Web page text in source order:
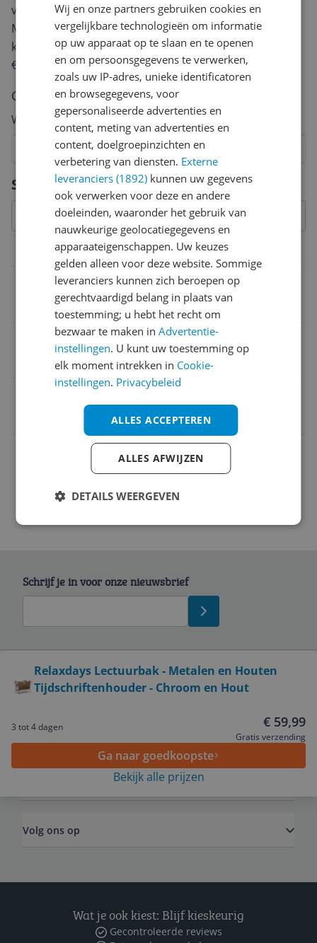
Specificaties
Materiaal & afmetingen
Materiaal
Chroom
Overige kenmerken
van een review gemiddeld tussen de 3 en 10 minuten.
Met jouw mening help je andere bezoekers een betere
keuze te maken én maak je iedere maand kans op
€250,-!
Klik hier voor de actievoorwaarden.
Cijfer
Welk cijfer geef jij dit product?
7
6
5
4
3
2
Vraag 1 van 4
Relaxdays Lectuurbak - Metalen en Houten
Tijdschriftenhouder - Chroom en Hout
3 tot 4 dagen € 59,99
Gratis verzending
Ga naar goedkoopste
Bekijk alle prijzen
Schrijf je in voor onze nieuwsbrief
Service
Algemeen
Volg ons op
Wat je ook kiest: Blijf kieskeurig
Gecontroleerde reviews
Wij en onze partners gebruiken cookies en
vergelijkbare technologieën om informatie
op uw apparaat op te slaan en te openen
en om persoonsgegevens te verwerken,
zoals uw IP-adres, unieke identificatoren
en browsegegevens, voor
gepersonaliseerde advertenties en
content, meting van advertenties en
content, doelgroepinzichten en
verbetering van diensten. Externe
leveranciers (1892) kunnen uw gegevens
ook verwerken voor deze en andere
doeleinden, waaronder het gebruik van
nauwkeurige geolocatiegegevens en
apparaateigenschappen. Uw keuzes
gelden alleen voor deze website. Sommige
leveranciers kunnen zich beroepen op
gerechtvaardigd belang in plaats van
toestemming; u hebt het recht om
bezwaar te maken inAdvertentie-
instellingen. U kunt uw toestemming op
elk moment intrekken in Cookie-
instellingen. Privacybeleid
ALLES ACCEPTEREN
ALLES AFWIJZEN
DETAILS WEERGEVEN